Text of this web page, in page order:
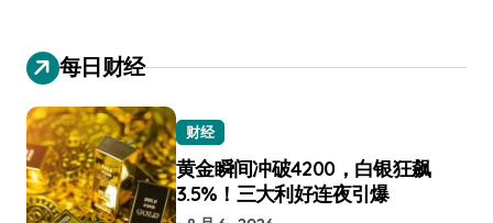
每日财经
财经
黄金瞬间冲破4200，白银狂飙
3.5%！三大利好连夜引爆